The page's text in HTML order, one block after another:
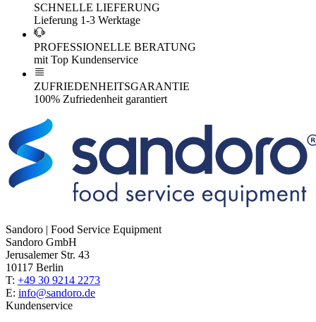
SCHNELLE LIEFERUNG
Lieferung 1-3 Werktage
PROFESSIONELLE BERATUNG
mit Top Kundenservice
ZUFRIEDENHEITSGARANTIE
100% Zufriedenheit garantiert
Sandoro | Food Service Equipment
Sandoro GmbH
Jerusalemer Str. 43
10117 Berlin
T: +49 30 9214 2273
E: info@sandoro.de
Kundenservice